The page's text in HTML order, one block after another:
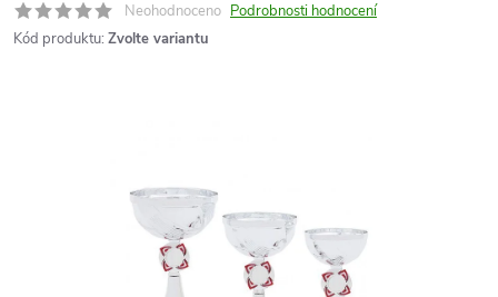
Neohodnoceno Podrobnosti hodnocení
Kód produktu: Zvolte variantu